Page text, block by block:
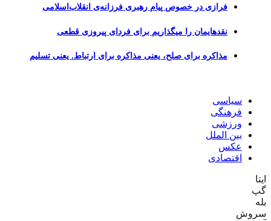
فرازی در خصوص پیام رهبری فرزانه‌ی انقلاب‌اسلامی
نقدهایمان را میگذاریم برای فردای پیروزی قطعی
مذاکره برای صلح، یعنی مذاکره برای ارتباط. یعنی تسلیم
سیاسی
فرهنگی
ورزشی
بین الملل
عکس
اقتصادی